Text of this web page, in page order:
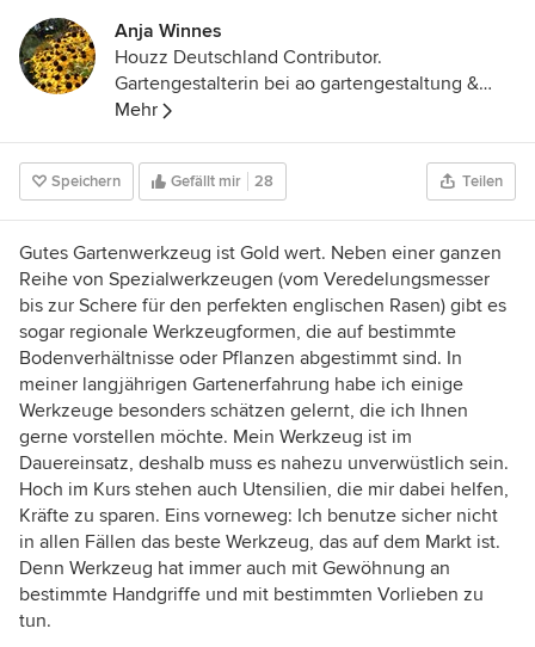
Anja Winnes
Houzz Deutschland Contributor.
Gartengestalterin bei ao gartengestaltung &
freie Journalistin
Mehr
Speichern Gefällt mir 28 Teilen
Gutes Gartenwerkzeug ist Gold wert. Neben einer ganzen
Reihe von Spezialwerkzeugen (vom Veredelungsmesser
bis zur Schere für den perfekten englischen Rasen) gibt es
sogar regionale Werkzeugformen, die auf bestimmte
Bodenverhältnisse oder Pflanzen abgestimmt sind. In
meiner langjährigen Gartenerfahrung habe ich einige
Werkzeuge besonders schätzen gelernt, die ich Ihnen
gerne vorstellen möchte. Mein Werkzeug ist im
Dauereinsatz, deshalb muss es nahezu unverwüstlich sein.
Hoch im Kurs stehen auch Utensilien, die mir dabei helfen,
Kräfte zu sparen. Eins vorneweg: Ich benutze sicher nicht
in allen Fällen das beste Werkzeug, das auf dem Markt ist.
Denn Werkzeug hat immer auch mit Gewöhnung an
bestimmte Handgriffe und mit bestimmten Vorlieben zu
tun.